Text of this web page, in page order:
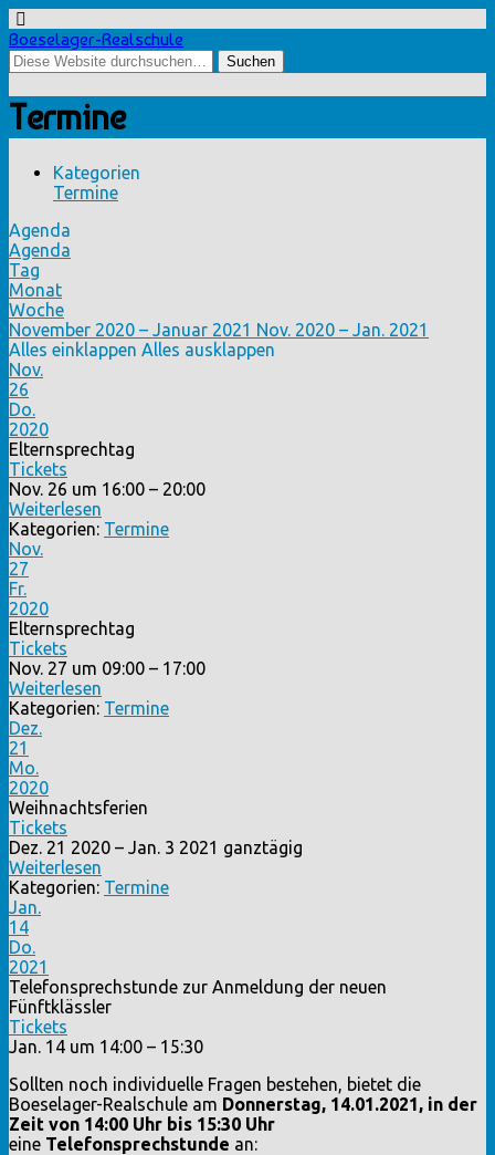
Boeselager-Realschule
Termine
Kategorien
Termine
Agenda
Agenda
Tag
Monat
Woche
November 2020 – Januar 2021 Nov. 2020 – Jan. 2021
Alles einklappen Alles ausklappen
Nov.
26
Do.
2020
Elternsprechtag
Tickets
Nov. 26 um 16:00 – 20:00
Weiterlesen
Kategorien: Termine
Nov.
27
Fr.
2020
Elternsprechtag
Tickets
Nov. 27 um 09:00 – 17:00
Weiterlesen
Kategorien: Termine
Dez.
21
Mo.
2020
Weihnachtsferien
Tickets
Dez. 21 2020 – Jan. 3 2021 ganztägig
Weiterlesen
Kategorien: Termine
Jan.
14
Do.
2021
Telefonsprechstunde zur Anmeldung der neuen
Fünftklässler
Tickets
Jan. 14 um 14:00 – 15:30
Sollten noch individuelle Fragen bestehen, bietet die
Boeselager-Realschule am Donnerstag, 14.01.2021, in der
Zeit von 14:00 Uhr bis 15:30 Uhr
eine Telefonsprechstunde an: